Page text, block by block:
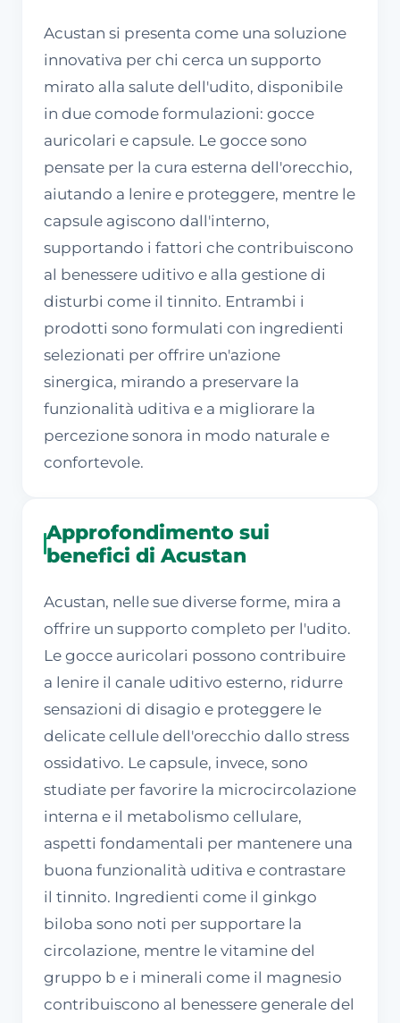
Acustan si presenta come una soluzione
innovativa per chi cerca un supporto
mirato alla salute dell'udito, disponibile
in due comode formulazioni: gocce
auricolari e capsule. Le gocce sono
pensate per la cura esterna dell'orecchio,
aiutando a lenire e proteggere, mentre le
capsule agiscono dall'interno,
supportando i fattori che contribuiscono
al benessere uditivo e alla gestione di
disturbi come il tinnito. Entrambi i
prodotti sono formulati con ingredienti
selezionati per offrire un'azione
sinergica, mirando a preservare la
funzionalità uditiva e a migliorare la
percezione sonora in modo naturale e
confortevole.
Approfondimento sui
benefici di Acustan
Acustan, nelle sue diverse forme, mira a
offrire un supporto completo per l'udito.
Le gocce auricolari possono contribuire
a lenire il canale uditivo esterno, ridurre
sensazioni di disagio e proteggere le
delicate cellule dell'orecchio dallo stress
ossidativo. Le capsule, invece, sono
studiate per favorire la microcircolazione
interna e il metabolismo cellulare,
aspetti fondamentali per mantenere una
buona funzionalità uditiva e contrastare
il tinnito. Ingredienti come il ginkgo
biloba sono noti per supportare la
circolazione, mentre le vitamine del
gruppo b e i minerali come il magnesio
contribuiscono al benessere generale del